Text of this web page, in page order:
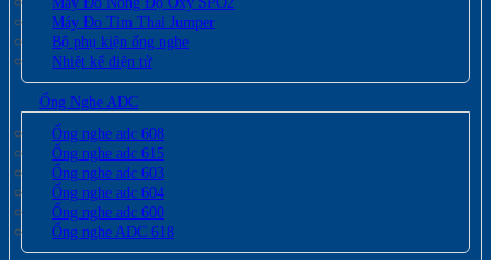
Máy Đo Tim Thai Jumper
Bộ phụ kiện ống nghe
Nhiệt kế điện tử
Ống Nghe ADC
Ống nghe adc 608
Ống nghe adc 615
Ống nghe adc 603
Ống nghe adc 604
Ống nghe adc 600
Ống nghe ADC 618